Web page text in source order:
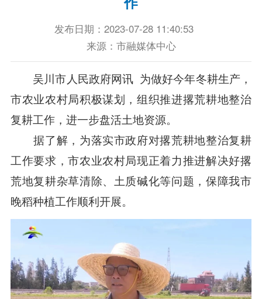
发布日期：2023-07-28 11:40:53
来源：市融媒体中心
吴川市人民政府网讯 为做好今年冬耕生产，
市农业农村局积极谋划，组织推进撂荒耕地整治
复耕工作，进一步盘活土地资源。
据了解，为落实市政府对撂荒耕地整治复耕
工作要求，市农业农村局现正着力推进解决好撂
荒地复耕杂草清除、土质碱化等问题，保障我市
晚稻种植工作顺利开展。